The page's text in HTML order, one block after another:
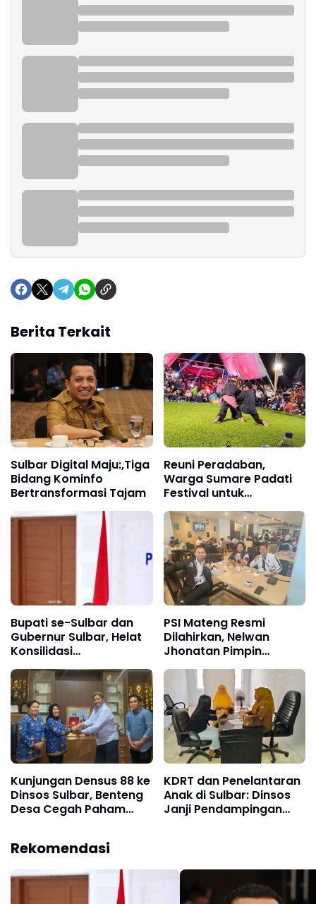
Berita Terkait
Sulbar Digital Maju:,Tiga
Bidang Kominfo
Bertransformasi Tajam
Reuni Peradaban,
Warga Sumare Padati
Festival untuk
Melestarikan Tradisi
Bupati se-Sulbar dan
Gubernur Sulbar, Helat
Konsilidasi
Pembangunan Sulbar di
Mamuju
PSI Mateng Resmi
Dilahirkan, Nelwan
Jhonatan Pimpin
Pasukan Jokowi-
Kaesang Hadapi Pemilu
2029
Kunjungan Densus 88 ke
Dinsos Sulbar, Benteng
Desa Cegah Paham
KDRT dan Penelantaran
Anak di Sulbar: Dinsos
Janji Pendampingan
Rekomendasi